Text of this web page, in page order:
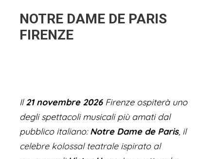
NOTRE DAME DE PARIS
FIRENZE
Il21 novembre 2026Firenze ospiterà uno
degli spettacoli musicali più amati dal
pubblico italiano:Notre Dame de Paris, il
celebre kolossal teatrale ispirato al